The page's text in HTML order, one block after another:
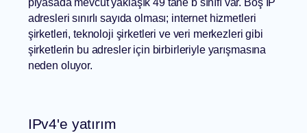
piyasada mevcut yaklaşık 49 tane b sınıfı var. Boş IP
adresleri sınırlı sayıda olması; internet hizmetleri
şirketleri, teknoloji şirketleri ve veri merkezleri gibi
şirketlerin bu adresler için birbirleriyle yarışmasına
neden oluyor.
IPv4'e yatırım